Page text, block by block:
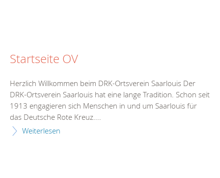
Startseite OV
Herzlich Willkommen beim DRK-Ortsverein Saarlouis Der
DRK-Ortsverein Saarlouis hat eine lange Tradition. Schon seit
1913 engagieren sich Menschen in und um Saarlouis für
das Deutsche Rote Kreuz....
Weiterlesen